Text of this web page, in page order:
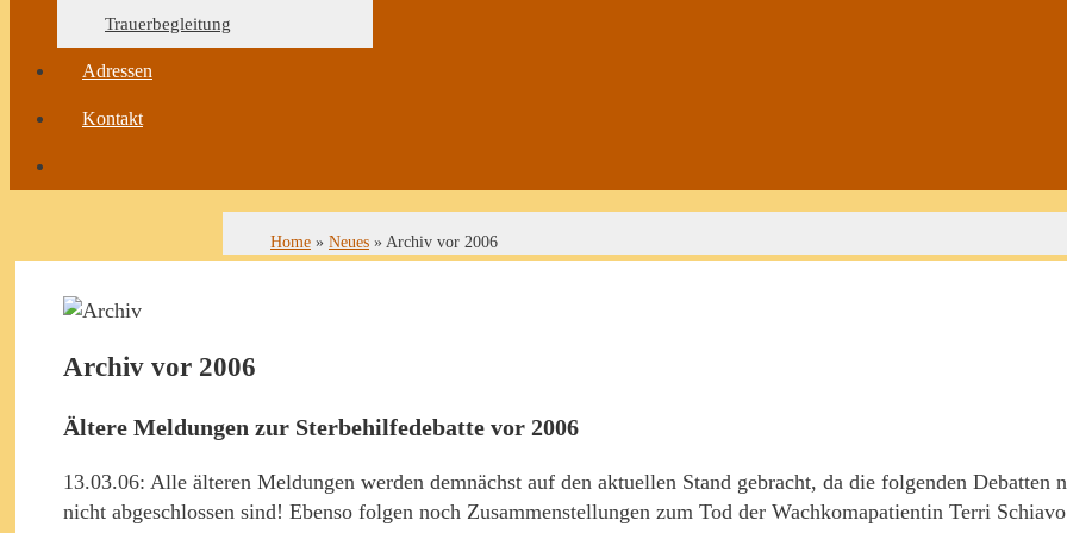
Trauerbegleitung
Adressen
Kontakt
Home » Neues » Archiv vor 2006
Archiv vor 2006
Ältere Meldungen zur Sterbehilfedebatte vor 2006
13.03.06: Alle älteren Meldungen werden demnächst auf den aktuellen Stand gebracht, da die folgenden Debatten
nicht abgeschlossen sind! Ebenso folgen noch Zusammenstellungen zum Tod der Wachkomapatientin Terri